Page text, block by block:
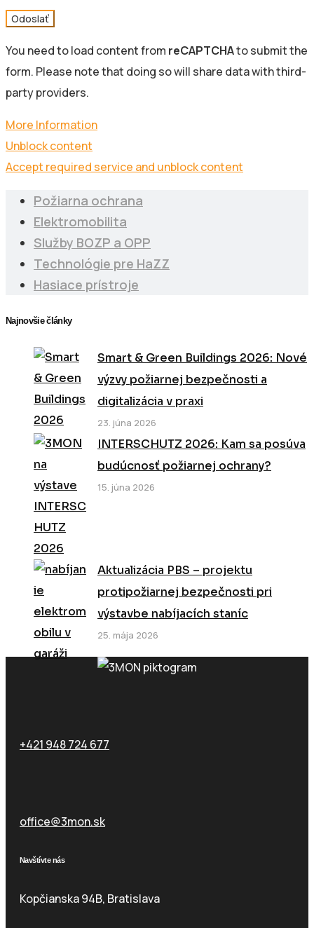
Odoslať
You need to load content from reCAPTCHAto submit the
form. Please note that doing so will share data with third-
party providers.
More Information
Unblock content
Accept required service and unblock content
Požiarna ochrana
Elektromobilita
Služby BOZP a OPP
Technológie pre HaZZ
Hasiace prístroje
Najnovšie články
Smart & Green Buildings 2026: Nové
výzvy požiarnej bezpečnosti a
digitalizácia v praxi
23. júna 2026
INTERSCHUTZ 2026: Kam sa posúva
budúcnosť požiarnej ochrany?
15. júna 2026
Aktualizácia PBS – projektu
protipožiarnej bezpečnosti pri
výstavbe nabíjacích staníc
25. mája 2026
+421 948 724 677
office@3mon.sk
Navštívte nás
Kopčianska 94B, Bratislava